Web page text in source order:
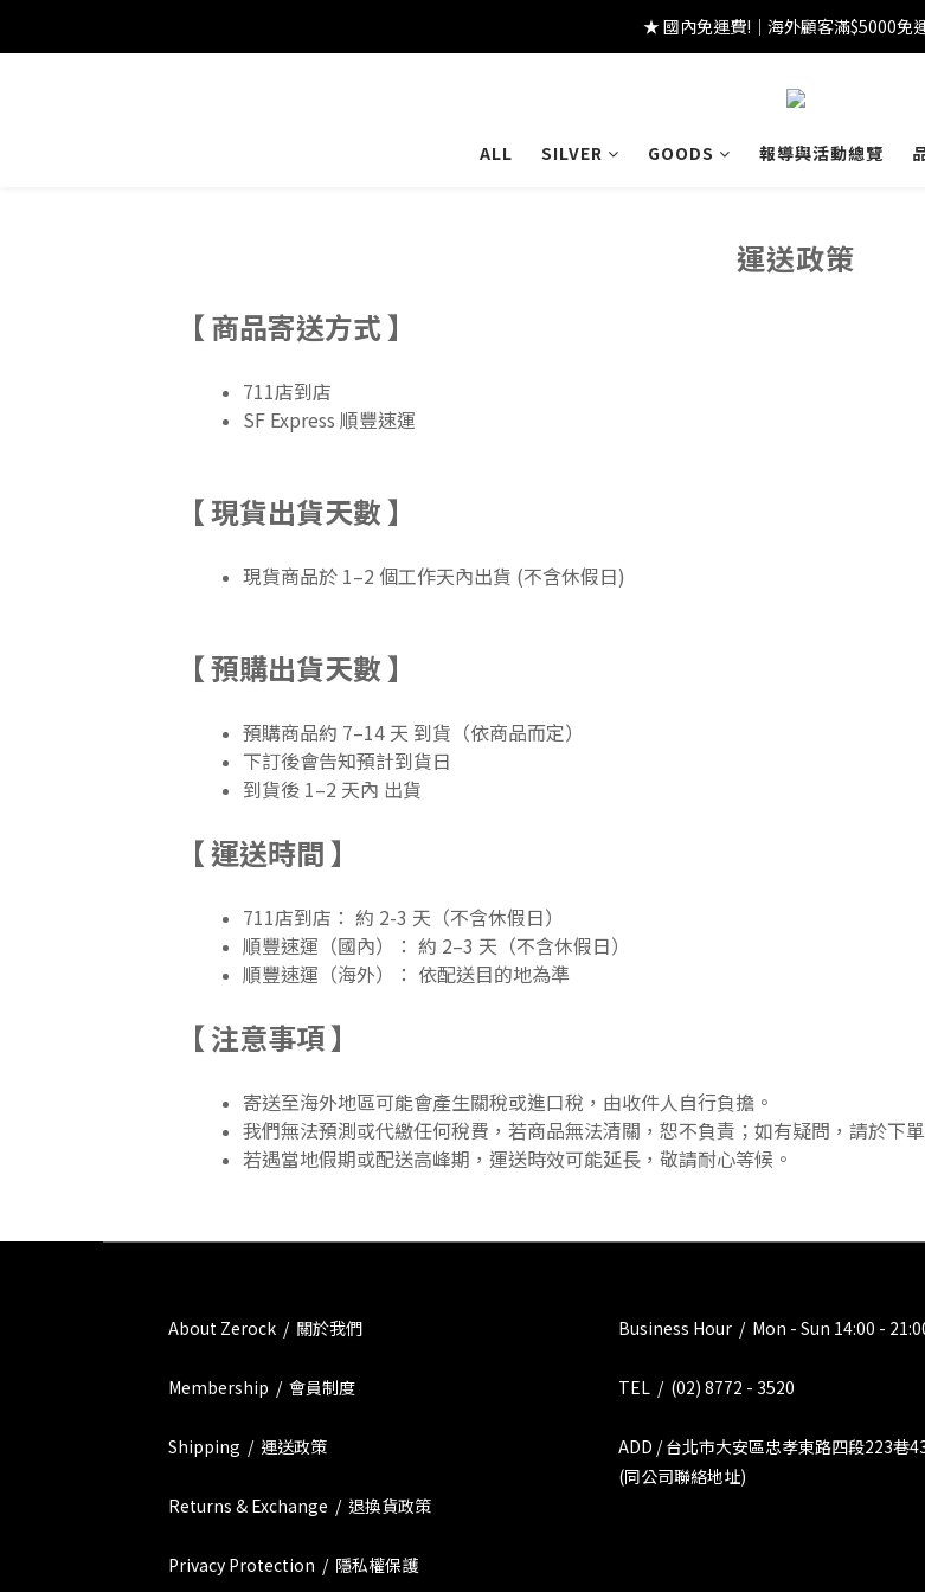
★ 註冊領 $300｜生日領 $300｜滿 $2000
★ 國內免運費!｜海外顧客滿$5000免
ALL
SILVER GOODS 報導與活動總覽
運送政策
【 商品寄送方式 】
711店到店
SF Express 順豐速運
【 現貨出貨天數 】
現貨商品於 1–2 個工作天內出貨 (不含休假日)
【 預購出貨天數 】
預購商品約 7–14 天 到貨（依商品而定）
下訂後會告知預計到貨日
到貨後 1–2 天內 出貨
【 運送時間 】
711店到店： 約 2-3 天（不含休假日）
順豐速運（國內）： 約 2–3 天（不含休假日）
順豐速運（海外）： 依配送目的地為準
【 注意事項 】
寄送至海外地區可能會產生關稅或進口稅，由收件人自行負擔。
我們無法預測或代繳任何稅費，若商品無法清關，恕不負責；如有疑問，請於下
若遇當地假期或配送高峰期，運送時效可能延長，敬請耐心等候。
About Zerock / 關於我們
Membership / 會員制度
Shipping / 運送政策
Returns & Exchange / 退換貨政策
Privacy Protection / 隱私權保護
Business Hour / Mon - Sun 14:00 -
TEL / (02) 8772 - 3520
ADD / 台北市大安區忠孝東路四段223巷
(同公司聯絡地址)